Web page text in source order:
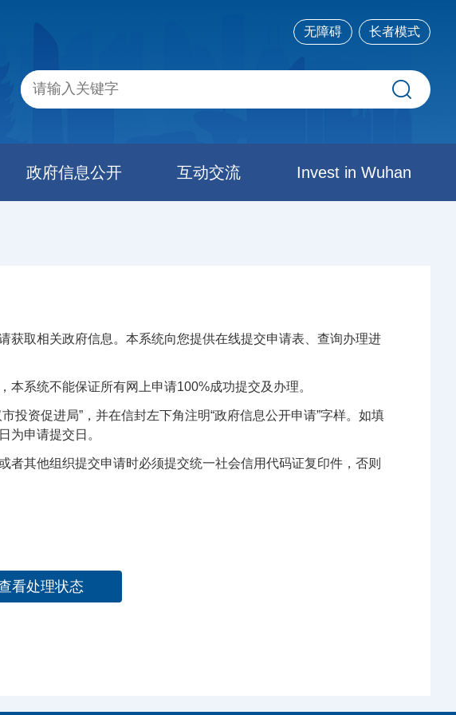
无障碍 长者模式
政府信息公开 互动交流 Invest in Wuhan
获取相关政府信息。本系统向您提供在线提交申请表、查询办理进
系统不能保证所有网上申请100%成功提交及办理。
投资促进局”，并在信封左下角注明“政府信息公开申请”字样。如填
为申请提交日。
其他组织提交申请时必须提交统一社会信用代码证复印件，否则
看处理状态